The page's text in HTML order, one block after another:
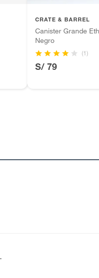
CRATE & BARREL
Canister Grande
Negro
(1)
S/ 79